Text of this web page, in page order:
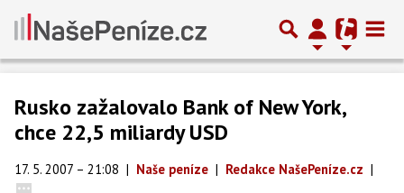
Rusko zažalovalo Bank of New York,
chce 22,5 miliardy USD
17. 5. 2007 – 21:08 | Naše peníze | Redakce NašePeníze.cz |